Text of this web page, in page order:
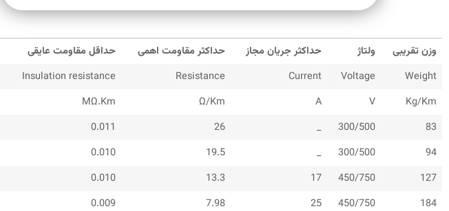
وزن تقریبی ولتاژ حداکثر جریان مجاز حداکثر مقاومت اهمی حداقل مقاومت عایقی
Weight
Voltage
Current
Resistance
Insulation resistance
Kg/Km
V
A
Ω/Km
MΩ.Km
83
300/500
_
26
0.011
94
300/500
_
19.5
0.010
127
450/750
17
13.3
0.010
184
450/750
25
7.98
0.009